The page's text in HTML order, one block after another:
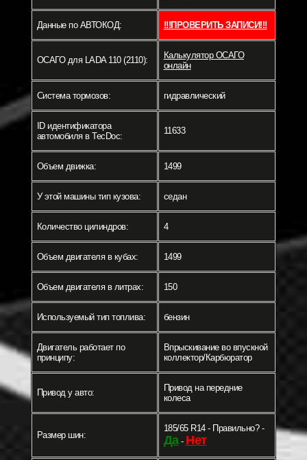
Данные по АВТОКОД: !!!ПРОВЕРИТЬ ЗАПИСИ!!!
ОСАГО для LADA 110 (2110):
Калькулятор ОСАГО
онлайн
Система тормозов: гидравлический
ID идентификатора
автомобиля в TecDoc:
11633
Объем движка: 1499
У этой машины тип кузова: седан
Количество цилиндров: 4
Объем двигателя в кубах: 1499
Объем двигателя в литрах: 150
Используемый тип топлива: бензин
Двигатель работает по
принципу:
Впрыскивание во впускной
коллектор/Карбюратор
Привод у авто:
Привод на передние
колеса
Размер шин:
185/65 R14 - Правильно? -
Да- Нет